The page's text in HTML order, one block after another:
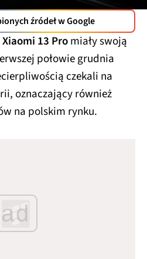
źródeł w Google
13 Promiały swoją
połowie grudnia
czekali na
oznaczający również
na polskim rynku.
ad